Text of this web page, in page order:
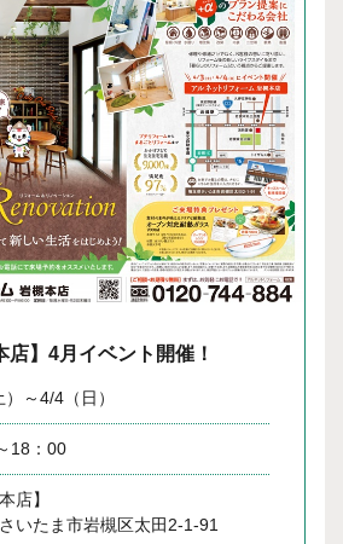
店】4月イベント開催！
～4/4（日）
18：00
店】
いたま市岩槻区太田2-1-91